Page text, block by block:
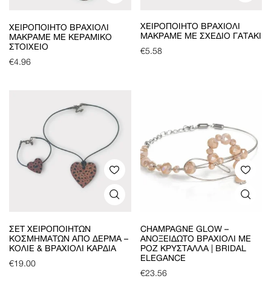
ΧΕΙΡΟΠΟΊΗΤΟ ΒΡΑΧΙΌΛΙ
ΜΑΚΡΑΜΈ ΜΕ ΚΕΡΑΜΙΚΌ
ΣΤΟΙΧΕΊΟ
€4.96
ΧΕΙΡΟΠΟΊΗΤΟ ΒΡΑΧΙΌΛΙ
ΜΑΚΡΑΜΈ ΜΕ ΣΧΈΔΙΟ ΓΑΤΆΚΙ
€5.58
ΣΕΤ ΧΕΙΡΟΠΟΊΗΤΩΝ
ΚΟΣΜΗΜΆΤΩΝ ΑΠΌ ΔΈΡΜΑ –
ΚΟΛΙΈ & ΒΡΑΧΙΌΛΙ ΚΑΡΔΙΆ
€19.00
CHAMPAGNE GLOW –
ΑΝΟΞΕΊΔΩΤΟ ΒΡΑΧΙΌΛΙ ΜΕ
ΡΟΖ ΚΡΎΣΤΑΛΛΑ | BRIDAL
ELEGANCE
€23.56